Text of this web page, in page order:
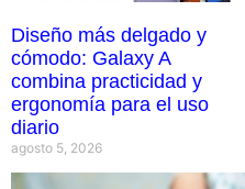
Diseño más delgado y
cómodo: Galaxy A
combina practicidad y
ergonomía para el uso
diario
agosto 5, 2026